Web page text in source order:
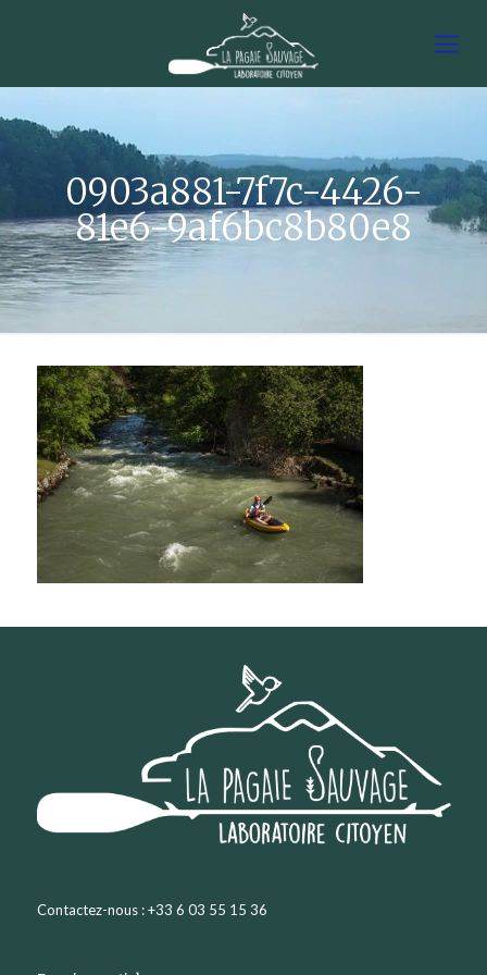
0903a881-7f7c-4426-
81e6-9af6bc8b80e8
Contactez-nous : +33 6 03 55 15 36